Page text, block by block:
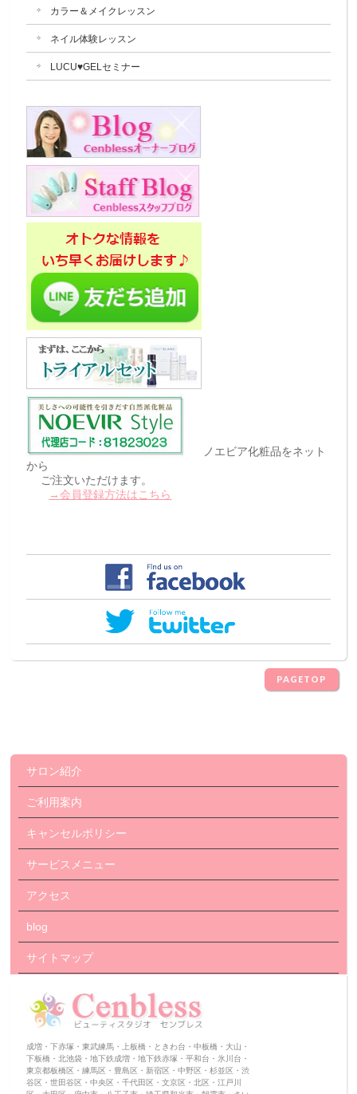
カラー＆メイクレッスン
ネイル体験レッスン
LUCU♥GELセミナー
ノエビア化粧品をネット
から
ご注文いただけます。
→会員登録方法はこちら
PAGETOP
サロン紹介
ご利用案内
キャンセルポリシー
サービスメニュー
アクセス
blog
サイトマップ
成増・下赤塚・東武練馬・上板橋・ときわ台・中板橋・大山・
下板橋・北池袋・地下鉄成増・地下鉄赤塚・平和台・氷川台・
東京都板橋区・練馬区・豊島区・新宿区・中野区・杉並区・渋
谷区・世田谷区・中央区・千代田区・文京区・北区・江戸川